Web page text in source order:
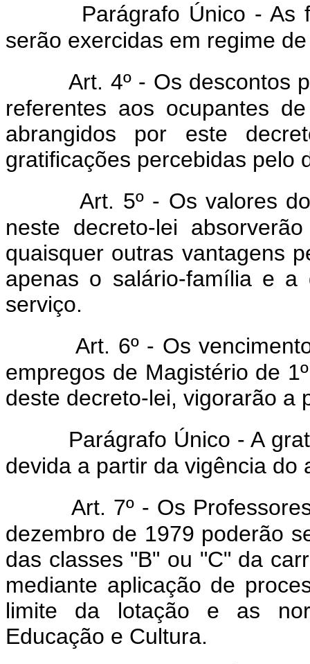
Parágrafo Único - As
serão exercidas em regime
Art. 4º - Os descontos
referentes aos ocupantes
abrangidos por este
gratificações percebidas pelo
Art. 5º - Os valores
neste decreto-lei
quaisquer outras vantagens
apenas o salário-família e a
serviço.
Art. 6º - Os
empregos de Magistério de
deste decreto-lei, vigorarão a
Parágrafo Único - A
devida a partir da vigência do
Art. 7º - Os
dezembro de 1979 poderão
das classes "B" ou "C" da
mediante aplicação de
limite da lotação e as
Educação e Cultura.